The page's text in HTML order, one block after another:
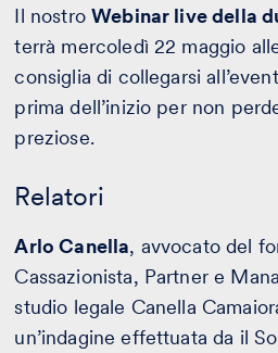
Il nostroWebinar live della
terrà mercoledì 22 maggio
consiglia di collegarsi
prima dell’inizio per non
preziose.
Relatori
Arlo Canella, avvocato del
Cassazionista, Partner e
studio legale Canella
un’indagine effettuata da il